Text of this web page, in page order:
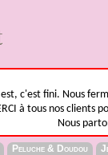
c'est fini. Nous
à tous nos clients
Nous
Peluche & Doudou